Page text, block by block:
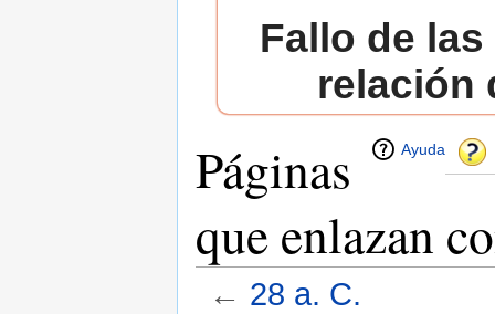
Fallo de
relación
Ayuda
Páginas
que enlazan
← 28 a. C.